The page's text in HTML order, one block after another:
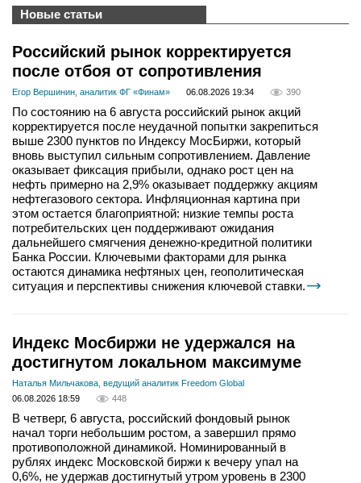
Новые статьи
Российский рынок корректируется
после отбоя от сопротивления
Егор Вершинин, аналитик ФГ «Финам» 06.08.2026 19:34 390
По состоянию на 6 августа российский рынок акций
корректируется после неудачной попытки закрепиться
выше 2300 пунктов по Индексу МосБиржи, который
вновь выступил сильным сопротивлением. Давление
оказывает фиксация прибыли, однако рост цен на
нефть примерно на 2,9% оказывает поддержку акциям
нефтегазового сектора. Инфляционная картина при
этом остается благоприятной: низкие темпы роста
потребительских цен поддерживают ожидания
дальнейшего смягчения денежно-кредитной политики
Банка России. Ключевыми факторами для рынка
остаются динамика нефтяных цен, геополитическая
ситуация и перспективы снижения ключевой ставки.
Индекс Мосбиржи не удержался на
достигнутом локальном максимуме
Наталья Мильчакова, ведущий аналитик Freedom Global
06.08.2026 18:59
448
В четверг, 6 августа, российский фондовый рынок
начал торги небольшим ростом, а завершил прямо
противоположной динамикой. Номинированный в
рублях индекс Московской биржи к вечеру упал на
0,6%, не удержав достигнутый утром уровень в 2300